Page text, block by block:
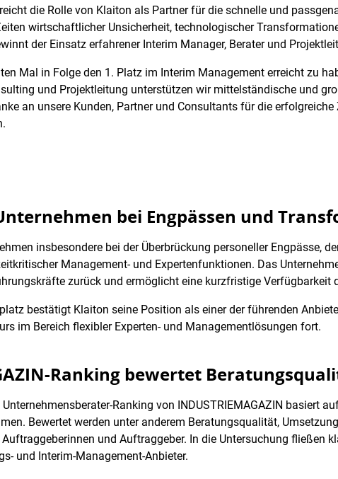
die Rolle von Klaiton als Partner für die schnelle und
wirtschaftlicher Unsicherheit, technologischer
der Einsatz erfahrener Interim Manager, Berater und
Mal in Folge den 1. Platz im Interim Management erreicht zu
und Projektleitung unterstützen wir mittelständische und
an unsere Kunden, Partner und Consultants für die
bei Engpässen und
insbesondere bei der Überbrückung personeller Engpässe,
Management- und Expertenfunktionen. Das
zurück und ermöglicht eine kurzfristige Verfügbarkeit
bestätigt Klaiton seine Position als einer der führenden
im Bereich flexibler Experten- und Managementlösungen fort.
Ranking bewertet
Ranking von INDUSTRIEMAGAZIN basiert
Bewertet werden unter anderem Beratungsqualität,
und Auftraggeber. In die Untersuchung fließen
und Interim-Management-Anbieter.